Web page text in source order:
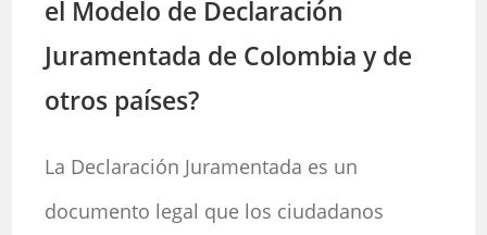
el Modelo de Declaración
Juramentada de Colombia y de
otros países?
La Declaración Juramentada es un
documento legal que los ciudadanos